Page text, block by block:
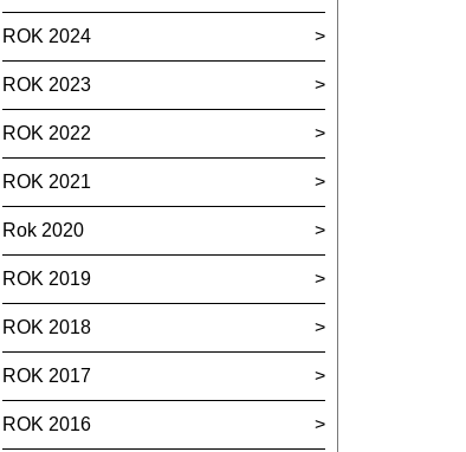
ROK 2024
ROK 2023
ROK 2022
ROK 2021
Rok 2020
ROK 2019
ROK 2018
ROK 2017
ROK 2016